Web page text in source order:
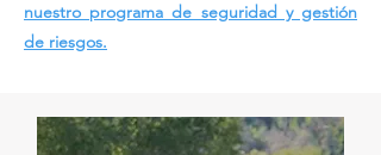
nuestro programa de seguridad y gestión
de riesgos.